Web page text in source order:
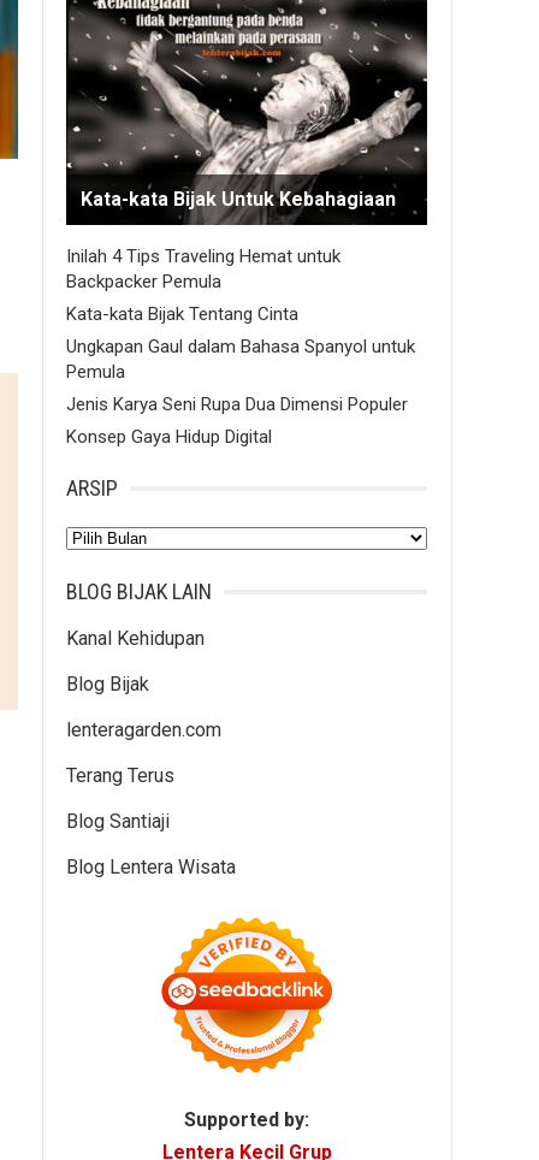
Kata-kata Bijak Untuk Kebahagiaan
Inilah 4 Tips Traveling Hemat untuk
Backpacker Pemula
Kata-kata Bijak Tentang Cinta
Ungkapan Gaul dalam Bahasa Spanyol untuk
Pemula
Jenis Karya Seni Rupa Dua Dimensi Populer
Konsep Gaya Hidup Digital
ARSIP
Arsip
BLOG BIJAK LAIN
Kanal Kehidupan
Blog Bijak
lenteragarden.com
Terang Terus
Blog Santiaji
Blog Lentera Wisata
Supported by:
Lentera Kecil Grup